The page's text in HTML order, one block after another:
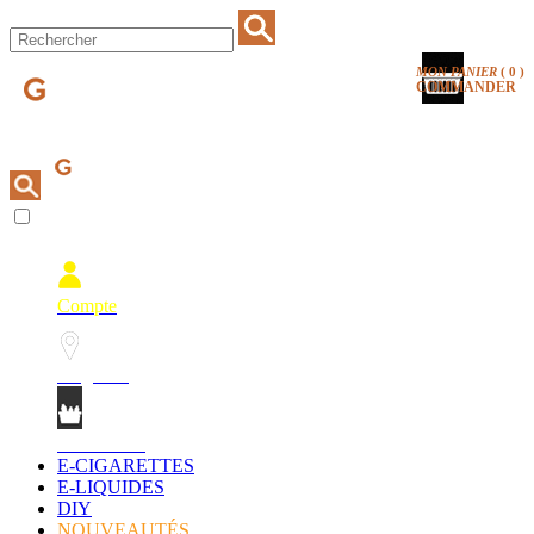
MON PANIER ( 0 )
COMMANDER
Compte
E-CIGARETTES
E-LIQUIDES
DIY
NOUVEAUTÉS